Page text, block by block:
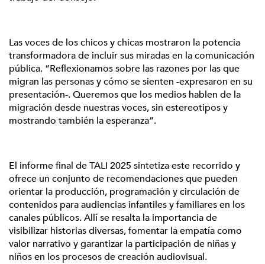
Las voces de los chicos y chicas mostraron la potencia
transformadora de incluir sus miradas en la comunicación
pública. “Reflexionamos sobre las razones por las que
migran las personas y cómo se sienten -expresaron en su
presentación-. Queremos que los medios hablen de la
migración desde nuestras voces, sin estereotipos y
mostrando también la esperanza”.
El informe final de TALI 2025 sintetiza este recorrido y
ofrece un conjunto de recomendaciones que pueden
orientar la producción, programación y circulación de
contenidos para audiencias infantiles y familiares en los
canales públicos. Allí se resalta la importancia de
visibilizar historias diversas, fomentar la empatía como
valor narrativo y garantizar la participación de niñas y
niños en los procesos de creación audiovisual.